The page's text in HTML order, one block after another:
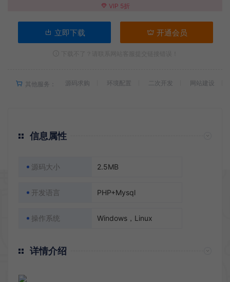
VIP 5折
立即下载 开通会员
其他服务： 源码求购 环境配置 二次开发 网站建设
信息属性
源码大小 2.5MB
开发语言 PHP+Mysql
操作系统 Windows，Linux
详情介绍